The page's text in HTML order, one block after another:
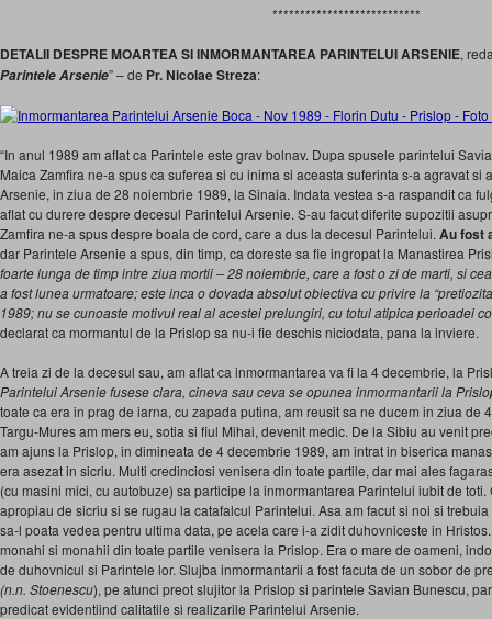
***************************
DETALII DESPRE MOARTEA SI INMORMANTAREA PARINTELUI ARSENIE,
Parintele Arsenie” – de Pr. Nicolae Streza:
“In anul 1989 am aflat ca Parintele este grav bolnav. Dupa spusele parintelui
Maica Zamfira ne-a spus ca suferea si cu inima si aceasta suferinta s-a agravat si
Arsenie, in ziua de 28 noiembrie 1989, la Sinaia. Indata vestea s-a raspandit ca
aflat cu durere despre decesul Parintelui Arsenie. S-au facut diferite supozitii
Zamfira ne-a spus despre boala de cord, care a dus la decesul Parintelui. Au fost
dar Parintele Arsenie a spus, din timp, ca doreste sa fie ingropat la Manastirea
foarte lunga de timp intre ziua mortii – 28 noiembrie, care a fost o zi de marti, si
a fost lunea urmatoare; este inca o dovada absolut obiectiva cu privire la
1989; nu se cunoaste motivul real al acestei prelungiri, cu totul atipica perioadei
declarat ca mormantul de la Prislop sa nu-i fie deschis niciodata, pana la inviere.
A treia zi de la decesul sau, am aflat ca inmormantarea va fi la 4 decembrie, la
Parintelui Arsenie fusese clara, cineva sau ceva se opunea inmormantarii la
toate ca era in prag de iarna, cu zapada putina, am reusit sa ne ducem in ziua de
Targu-Mures am mers eu, sotia si fiul Mihai, devenit medic. De la Sibiu au venit
am ajuns la Prislop, in dimineata de 4 decembrie 1989, am intrat in biserica
era asezat in sicriu. Multi credinciosi venisera din toate partile, dar mai ales
(cu masini mici, cu autobuze) sa participe la inmormantarea Parintelui iubit de
apropiau de sicriu si se rugau la catafalcul Parintelui. Asa am facut si noi si
sa-l poata vedea pentru ultima data, pe acela care i-a zidit duhovniceste in
monahi si monahii din toate partile venisera la Prislop. Era o mare de oameni,
de duhovnicul si Parintele lor. Slujba inmormantarii a fost facuta de un sobor de
(n.n. Stoenescu), pe atunci preot slujitor la Prislop si parintele Savian Bunescu,
predicat evidentiind calitatile si realizarile Parintelui Arsenie.